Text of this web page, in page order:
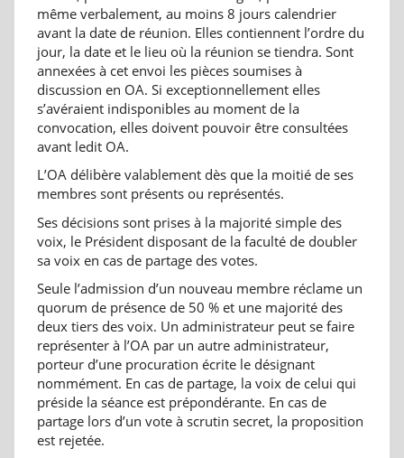
même verbalement, au moins 8 jours calendrier
avant la date de réunion. Elles contiennent l’ordre du
jour, la date et le lieu où la réunion se tiendra. Sont
annexées à cet envoi les pièces soumises à
discussion en OA. Si exceptionnellement elles
s’avéraient indisponibles au moment de la
convocation, elles doivent pouvoir être consultées
avant ledit OA.
L’OA délibère valablement dès que la moitié de ses
membres sont présents ou représentés.
Ses décisions sont prises à la majorité simple des
voix, le Président disposant de la faculté de doubler
sa voix en cas de partage des votes.
Seule l’admission d’un nouveau membre réclame un
quorum de présence de 50 % et une majorité des
deux tiers des voix. Un administrateur peut se faire
représenter à l’OA par un autre administrateur,
porteur d’une procuration écrite le désignant
nommément. En cas de partage, la voix de celui qui
préside la séance est prépondérante. En cas de
partage lors d’un vote à scrutin secret, la proposition
est rejetée.